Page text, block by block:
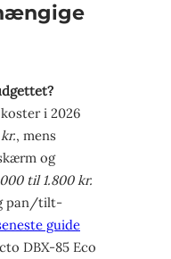
i 2026
, mens
og
til 1.800 kr.
pan/tilt-
guide
DBX-85 Eco